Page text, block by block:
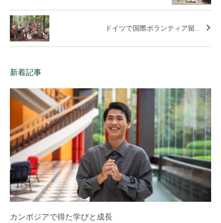
ドイツで国際ボランティア留...
新着記事
カンボジアで得た学びと成長